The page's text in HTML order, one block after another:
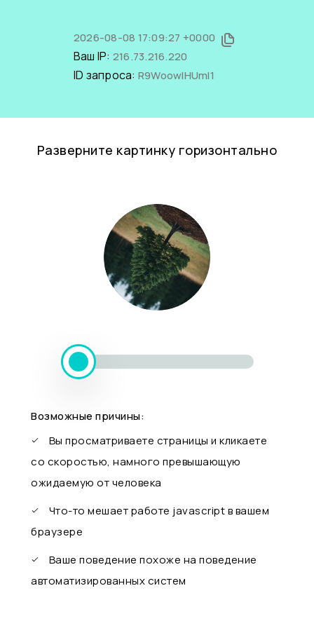
2026-08-08 17:09:27 +0000
Ваш IP: 216.73.216.220
ID запроса: R9WoowIHUmI1
Разверните картинку горизонтально
Возможные причины:
Вы просматриваете страницы и кликаете
со скоростью, намного превышающую
ожидаемую от человека
Что-то мешает работе javascript в вашем
браузере
Ваше поведение похоже на поведение
автоматизированных систем